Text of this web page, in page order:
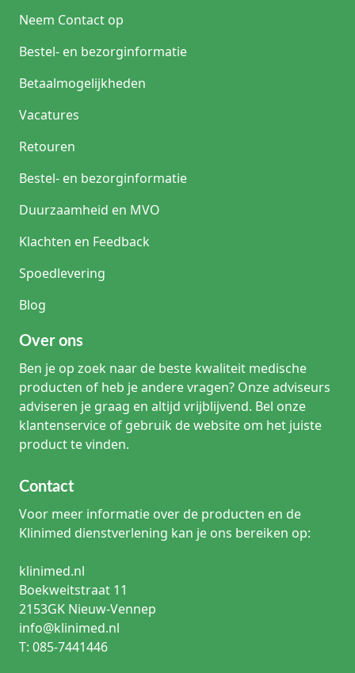
Neem Contact op
Bestel- en bezorginformatie
Betaalmogelijkheden
Vacatures
Retouren
Bestel- en bezorginformatie
Duurzaamheid en MVO
Klachten en Feedback
Spoedlevering
Blog
Over ons
Ben je op zoek naar de beste kwaliteit medische
producten of heb je andere vragen? Onze adviseurs
adviseren je graag en altijd vrijblijvend. Bel onze
klantenservice of gebruik de website om het juiste
product te vinden.
Contact
Voor meer informatie over de producten en de
Klinimed dienstverlening kan je ons bereiken op:
klinimed.nl
Boekweitstraat 11
2153GK Nieuw-Vennep
info@klinimed.nl
T: 085-7441446